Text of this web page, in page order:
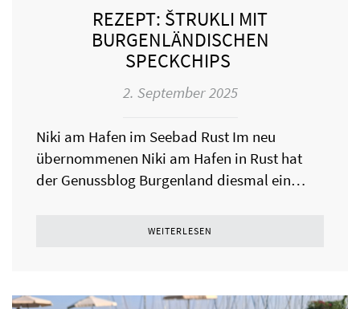
REZEPT: ŠTRUKLI MIT
BURGENLÄNDISCHEN
SPECKCHIPS
2. September 2025
Niki am Hafen im Seebad Rust Im neu
übernommenen Niki am Hafen in Rust hat
der Genussblog Burgenland diesmal ein…
WEITERLESEN